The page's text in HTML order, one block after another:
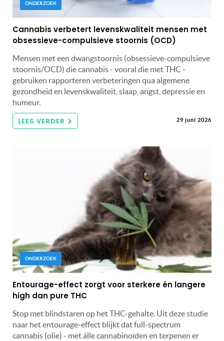
ONDERZOEK
Cannabis verbetert levenskwaliteit mensen met
obsessieve-compulsieve stoornis (OCD)
Mensen met een dwangstoornis (obsessieve-compulsieve
stoornis/OCD) die cannabis - vooral die met THC -
gebruiken rapporteren verbeteringen qua algemene
gezondheid en levenskwaliteit, slaap, angst, depressie en
humeur.
LEES VERDER 29 juni 2026
ONDERZOEK
Entourage-effect zorgt voor sterkere én langere
high dan pure THC
Stop met blindstaren op het THC-gehalte. Uit deze studie
naar het entourage-effect blijkt dat full-spectrum
cannabis (olie) - met álle cannabinoïden en terpenen er